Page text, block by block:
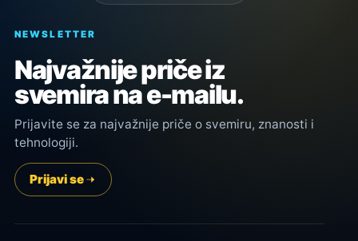
NEWSLETTER
Najvažnije priče iz
svemira na e-mailu.
Prijavite se za najvažnije priče o svemiru, znanosti i
tehnologiji.
Prijavi se